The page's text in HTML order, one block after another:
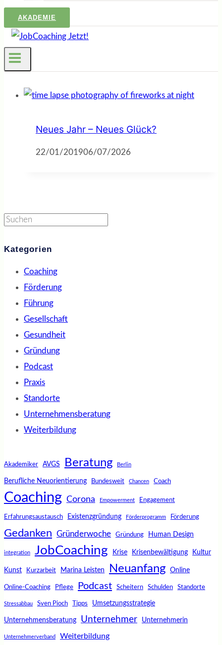
AKADEMIE
Neues Jahr – Neues Glück?
22/01/201906/07/2026
Suchen
Kategorien
Coaching
Förderung
Führung
Gesellschaft
Gesundheit
Gründung
Podcast
Praxis
Standorte
Unternehmensberatung
Weiterbildung
Akademiker AVGS Beratung Berlin
Berufliche Neuorientierung Bundesweit Chancen Coach
Coaching Corona Empowerment Engagement
Erfahrungsaustausch Existenzgründung Förderprogramm Förderung
Gedanken Gründerwoche Gründung Human Design
integration JobCoaching Krise Krisenbewältigung Kultur
Kunst Kurzarbeit Marina Leisten Neuanfang Online
Online-Coaching Pflege Podcast Scheitern Schulden Standorte
Stressabbau Sven Pioch Tipps Umsetzungsstrategie
Unternehmensberatung Unternehmer Unternehmerin
Unternehmerverband Weiterbildung